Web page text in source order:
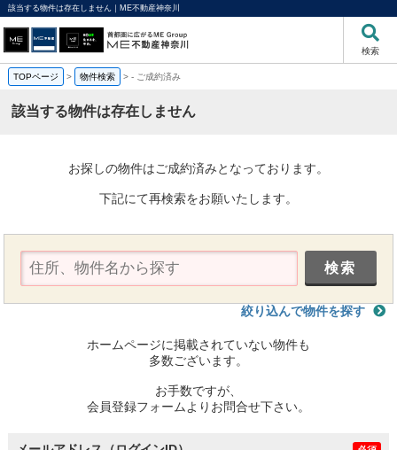
該当する物件は存在しません｜ME不動産神奈川
検索
TOPページ > 物件検索 >- ご成約済み
該当する物件は存在しません
お探しの物件はご成約済みとなっております。
下記にて再検索をお願いたします。
絞り込んで物件を探す
ホームページに掲載されていない物件も
多数ございます。
お手数ですが、
会員登録フォームよりお問合せ下さい。